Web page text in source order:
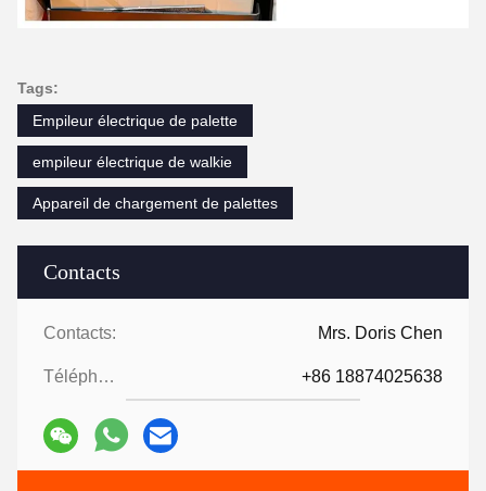
Contacts
Contacts: Mrs. Doris Chen
Téléphone: +86 18874025638
Tags:
Empileur électrique de palette
empileur électrique de walkie
Appareil de chargement de palettes